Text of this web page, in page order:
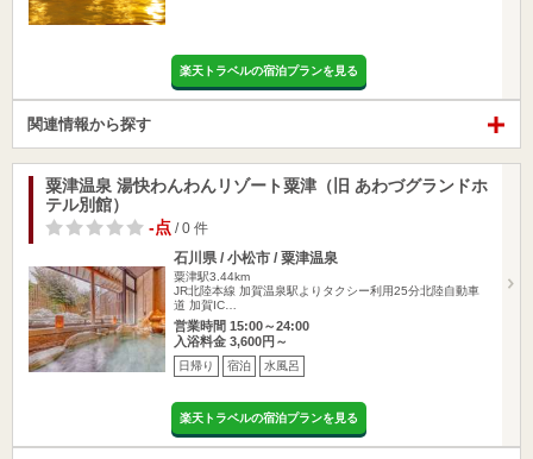
楽天トラベルの宿泊プランを見る
関連情報から探す
粟津温泉 湯快わんわんリゾート粟津（旧 あわづグランドホ
テル別館）
-点 / 0 件
石川県 / 小松市 / 粟津温泉
粟津駅3.44km
JR北陸本線 加賀温泉駅よりタクシー利用25分北陸自動車
道 加賀IC…
営業時間 15:00～24:00
入浴料金 3,600円～
日帰り 宿泊 水風呂
楽天トラベルの宿泊プランを見る